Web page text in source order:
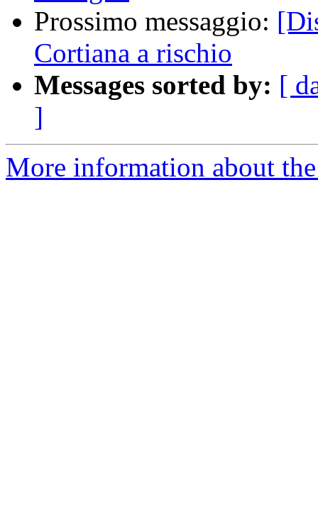
Prossimo messaggio:
Cortiana a rischio
Messages sorted by: [
]
More information about